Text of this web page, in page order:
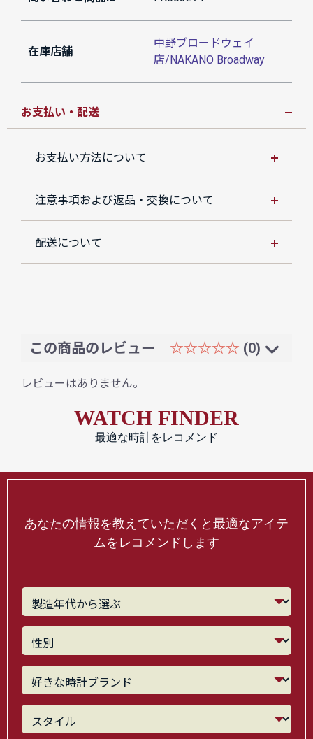
在庫店舗
中野ブロードウェイ
店/NAKANO Broadway
お支払い・配送
お支払い方法について
注意事項および返品・交換について
配送について
この商品のレビュー ☆☆☆☆☆ (0)
レビューはありません。
WATCH FINDER
最適な時計をレコメンド
あなたの情報を教えていただくと最適なアイテ
ムをレコメンドします